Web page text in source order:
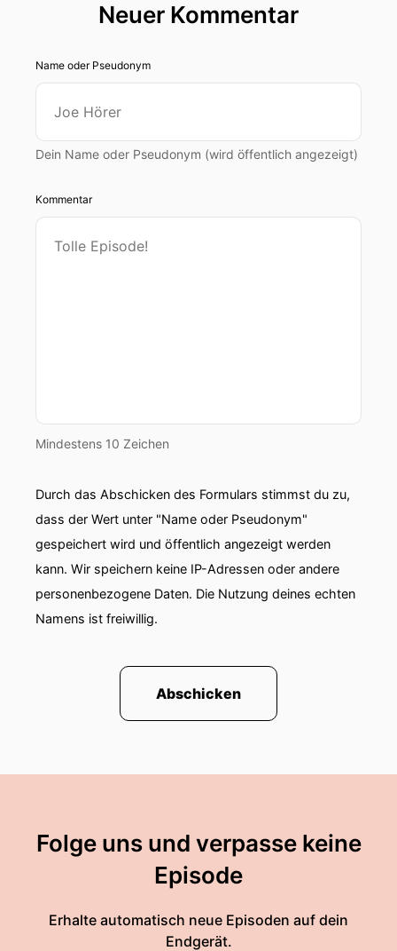
Neuer Kommentar
Name oder Pseudonym
Dein Name oder Pseudonym (wird öffentlich angezeigt)
Kommentar
Mindestens 10 Zeichen
Durch das Abschicken des Formulars stimmst du zu,
dass der Wert unter "Name oder Pseudonym"
gespeichert wird und öffentlich angezeigt werden
kann. Wir speichern keine IP-Adressen oder andere
personenbezogene Daten. Die Nutzung deines echten
Namens ist freiwillig.
Abschicken
Folge uns und verpasse keine
Episode
Erhalte automatisch neue Episoden auf dein
Endgerät.